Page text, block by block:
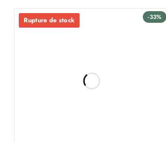
-33%
Rupture de stock